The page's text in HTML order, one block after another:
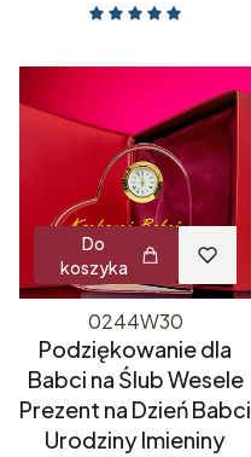
Do
koszyka
0244W30
Podziękowanie dla
Babci na Ślub Wesele
Prezent na Dzień Babci
Urodziny Imieniny